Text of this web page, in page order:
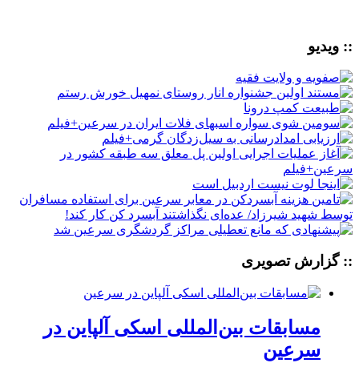
:: ویدیو
:: گزارش تصویری
مسابقات بین‌المللی اسکی آلپاین در
سرعین